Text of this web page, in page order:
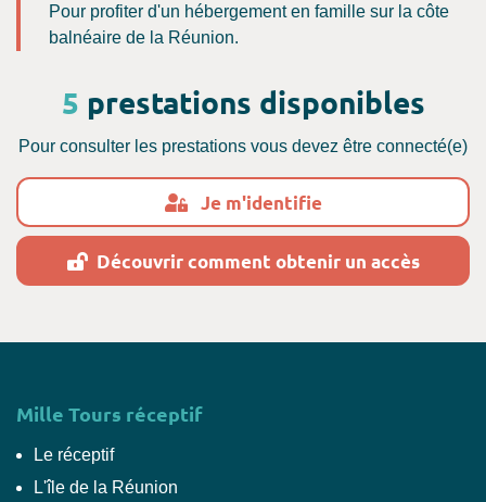
Pour profiter d'un hébergement en famille sur la côte
balnéaire de la Réunion.
5 prestations disponibles
Pour consulter les prestations vous devez être connecté(e)
Je m'identifie
Découvrir comment obtenir un accès
Mille Tours réceptif
Le réceptif
L'île de la Réunion